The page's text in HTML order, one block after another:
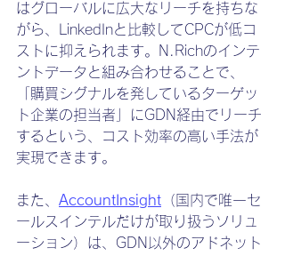
はグローバルに広大なリーチを持ちな
がら、LinkedInと比較してCPCが低コ
ストに抑えられます。N.Richのインテ
ントデータと組み合わせることで、
「購買シグナルを発しているターゲッ
ト企業の担当者」にGDN経由でリーチ
するという、コスト効率の高い手法が
実現できます。
また、 AccountInsight （国内で唯一セ
ールスインテルだけが取り扱うソリュ
ーション）は、GDN以外のアドネット